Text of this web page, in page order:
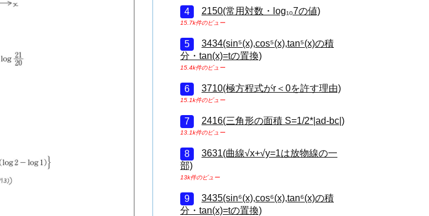
2150(常用対数・log₁₀7の値)
15.7k件のビュー
3434(sin⁵(x),cos⁵(x),tan⁵(x)の積
分・tan(x)=tの置換)
15.4k件のビュー
3710(極方程式がr＜0を許す理由)
15.1k件のビュー
2416(三角形の面積 S=1/2*|ad-bc|)
13.1k件のビュー
3631(曲線√x+√y=1は放物線の一
部)
13k件のビュー
3435(sin⁶(x),cos⁶(x),tan⁶(x)の積
分・tan(x)=tの置換)